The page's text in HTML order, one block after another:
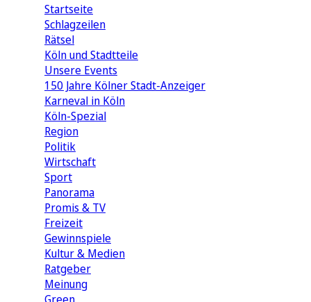
Startseite
Schlagzeilen
Rätsel
Köln und Stadtteile
Unsere Events
150 Jahre Kölner Stadt-Anzeiger
Karneval in Köln
Köln-Spezial
Region
Politik
Wirtschaft
Sport
Panorama
Promis & TV
Freizeit
Gewinnspiele
Kultur & Medien
Ratgeber
Meinung